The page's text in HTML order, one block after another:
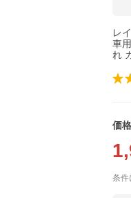
レ
車
れ
価格
条件